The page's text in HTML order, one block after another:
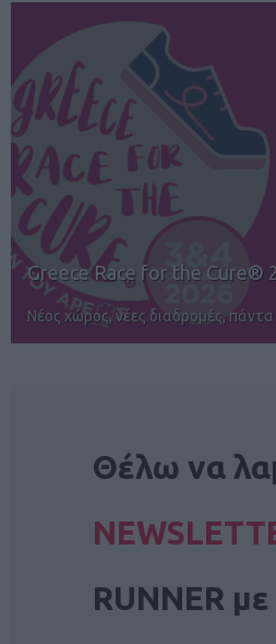
12ος TUI Rhodes
Αγώνες για όλους στην Ρόδο
Θέλω να
RUNNER